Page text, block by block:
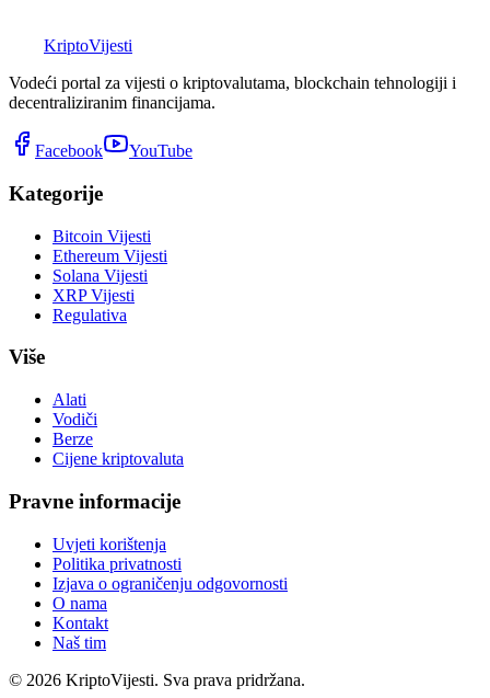
KriptoVijesti
Vodeći portal za vijesti o kriptovalutama, blockchain tehnologiji i
decentraliziranim financijama.
Facebook YouTube
Kategorije
Bitcoin Vijesti
Ethereum Vijesti
Solana Vijesti
XRP Vijesti
Regulativa
Više
Alati
Vodiči
Berze
Cijene kriptovaluta
Pravne informacije
Uvjeti korištenja
Politika privatnosti
Izjava o ograničenju odgovornosti
O nama
Kontakt
Naš tim
© 2026 KriptoVijesti. Sva prava pridržana.